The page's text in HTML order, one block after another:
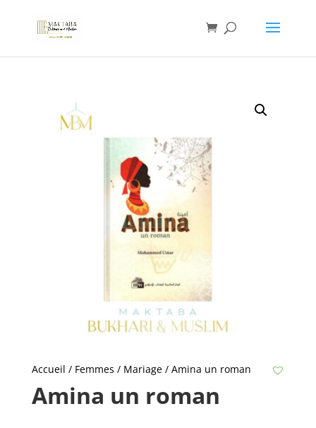
Accueil / Femmes / Mariage/ Amina un roman
Amina un roman